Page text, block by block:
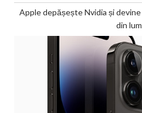
Apple depășește Nvidia și
din